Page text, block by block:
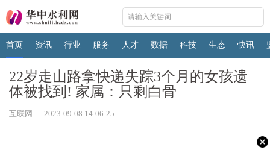
首页 资讯 行业 服务 人才 数据 科技 生态 快讯
22岁走山路拿快递失踪3个月的女孩遗
体被找到! 家属：只剩白骨
互联网 2023-09-08 14:06:25